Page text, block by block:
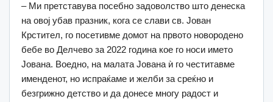
– Ми претставува посебно задоволство што денеска
на овој убав празник, кога се слави св. Јован
Крстител, го посетивме домот на првото новородено
бебе во Делчево за 2022 година кое го носи името
Јована. Воедно, на малата Јована ѝ го честитавме
именденот, но испраќаме и желби за среќно и
безгрижно детство и да донесе многу радост и